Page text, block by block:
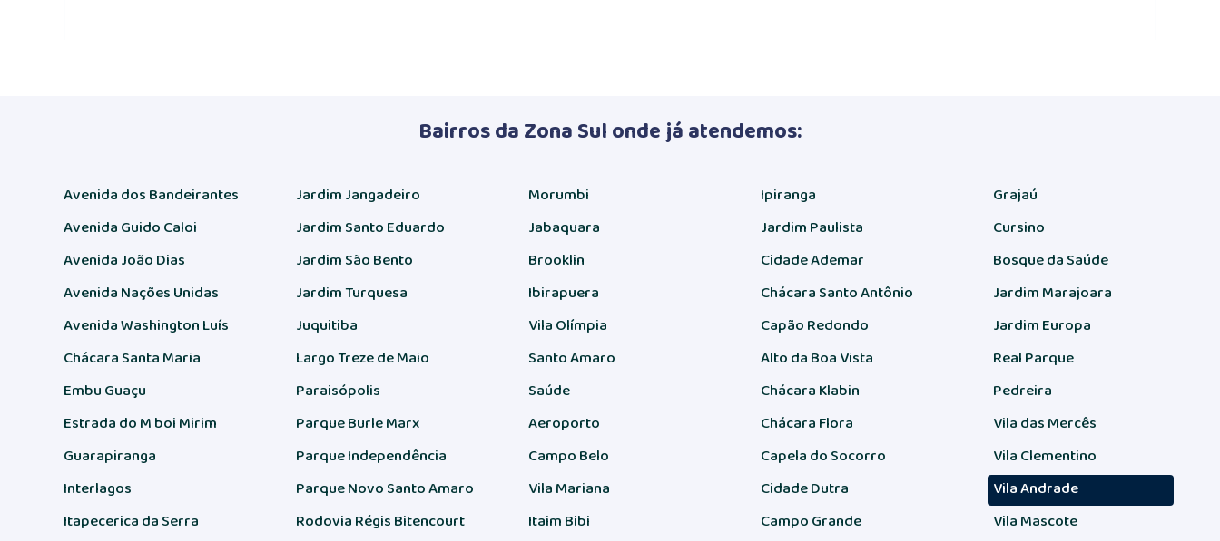
Bairros da Zona Sul onde já atendemos:
Avenida dos Bandeirantes
Avenida Guido Caloi
Avenida João Dias
Avenida Nações Unidas
Avenida Washington Luís
Chácara Santa Maria
Embu Guaçu
Estrada do M boi Mirim
Guarapiranga
Interlagos
Itapecerica da Serra
Jardim Jangadeiro
Jardim Santo Eduardo
Jardim São Bento
Jardim Turquesa
Juquitiba
Largo Treze de Maio
Paraisópolis
Parque Burle Marx
Parque Independência
Parque Novo Santo Amaro
Rodovia Régis Bitencourt
Morumbi
Jabaquara
Brooklin
Ibirapuera
Vila Olímpia
Santo Amaro
Saúde
Aeroporto
Campo Belo
Vila Mariana
Itaim Bibi
Ipiranga
Jardim Paulista
Cidade Ademar
Chácara Santo Antônio
Capão Redondo
Alto da Boa Vista
Chácara Klabin
Chácara Flora
Capela do Socorro
Cidade Dutra
Campo Grande
Grajaú
Cursino
Bosque da Saúde
Jardim Marajoara
Jardim Europa
Real Parque
Pedreira
Vila das Mercês
Vila Clementino
Vila Andrade
Vila Mascote